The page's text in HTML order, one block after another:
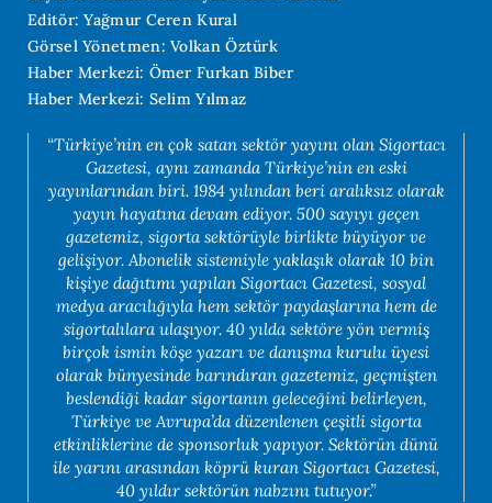
Editör: Yağmur Ceren Kural
Görsel Yönetmen: Volkan Öztürk
Haber Merkezi: Ömer Furkan Biber
Haber Merkezi: Selim Yılmaz
“Türkiye’nin en çok satan sektör yayını olan Sigortacı
Gazetesi, aynı zamanda Türkiye’nin en eski
yayınlarından biri. 1984 yılından beri aralıksız olarak
yayın hayatına devam ediyor. 500 sayıyı geçen
gazetemiz, sigorta sektörüyle birlikte büyüyor ve
gelişiyor. Abonelik sistemiyle yaklaşık olarak 10 bin
kişiye dağıtımı yapılan Sigortacı Gazetesi, sosyal
medya aracılığıyla hem sektör paydaşlarına hem de
sigortalılara ulaşıyor. 40 yılda sektöre yön vermiş
birçok ismin köşe yazarı ve danışma kurulu üyesi
olarak bünyesinde barındıran gazetemiz, geçmişten
beslendiği kadar sigortanın geleceğini belirleyen,
Türkiye ve Avrupa’da düzenlenen çeşitli sigorta
etkinliklerine de sponsorluk yapıyor. Sektörün dünü
ile yarını arasından köprü kuran Sigortacı Gazetesi,
40 yıldır sektörün nabzını tutuyor.”